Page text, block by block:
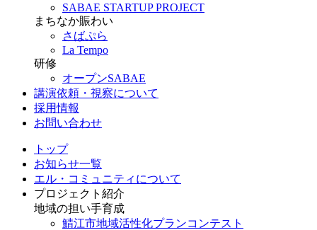
SABAE STARTUP PROJECT
まちなか賑わい
さばぷら
La Tempo
研修
オープンSABAE
講演依頼・視察について
採用情報
お問い合わせ
トップ
お知らせ一覧
エル・コミュニティについて
プロジェクト紹介
地域の担い手育成
鯖江市地域活性化プランコンテスト